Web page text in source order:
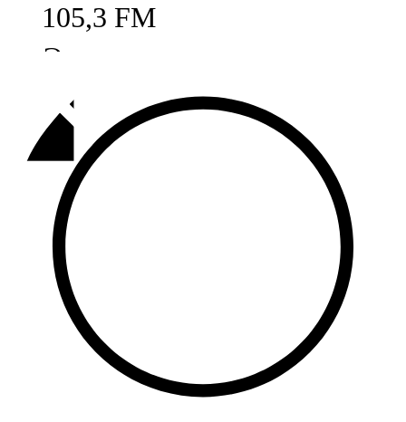
105,3 FM
Әлмәт
92,9 FM
Базарлы матак
107,1 FM
Балык бистәсе
104,9 FM
Баулы
107,5 FM
Биләр